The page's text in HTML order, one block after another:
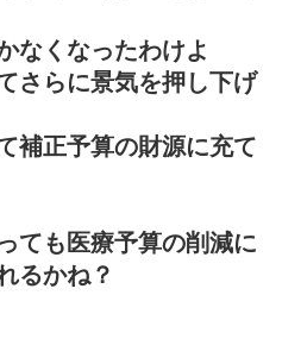
なくなったわけよ
さらに景気を押し下げ
補正予算の財源に充て
ても医療予算の削減に
るかね？